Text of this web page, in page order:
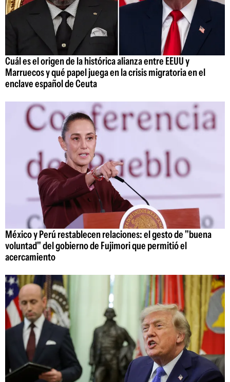
Cuál es el origen de la histórica alianza entre EEUU y
Marruecos y qué papel juega en la crisis migratoria en el
enclave español de Ceuta
México y Perú restablecen relaciones: el gesto de "buena
voluntad" del gobierno de Fujimori que permitió el
acercamiento